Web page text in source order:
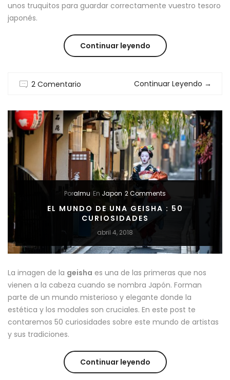
unos truquitos para guardar correctamente vuestro tesoro
japonés.
Continuar leyendo“HAORI:
PARA
2 Comentario Continuar Leyendo →
Poralmu En Japon 2 Comments
EL MUNDO DE UNA GEISHA : 50
CURIOSIDADES
abril 4, 2018
La imagen de la geisha es una de las primeras que nos
vienen a la cabeza cuando se nombra Japón. Forman
parte de un mundo misterioso y elegante donde la
estética y los modales son cruciales. En este post te
contaremos 50 curiosidades sobre este mundo de artistas
y sus tradiciones.
Continuar leyendo“EL